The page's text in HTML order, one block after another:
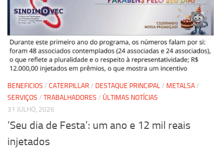
BENEFICIOS / CATERPILLAR / DESTAQUE PRINCIPAL/ METALSA/
SERVIÇOS / TRABALHADORES / ÚLTIMAS NOTÍCIAS
31 JULHO, 2026
‘Seu dia de Festa’: um ano e 12 mil reais
injetados